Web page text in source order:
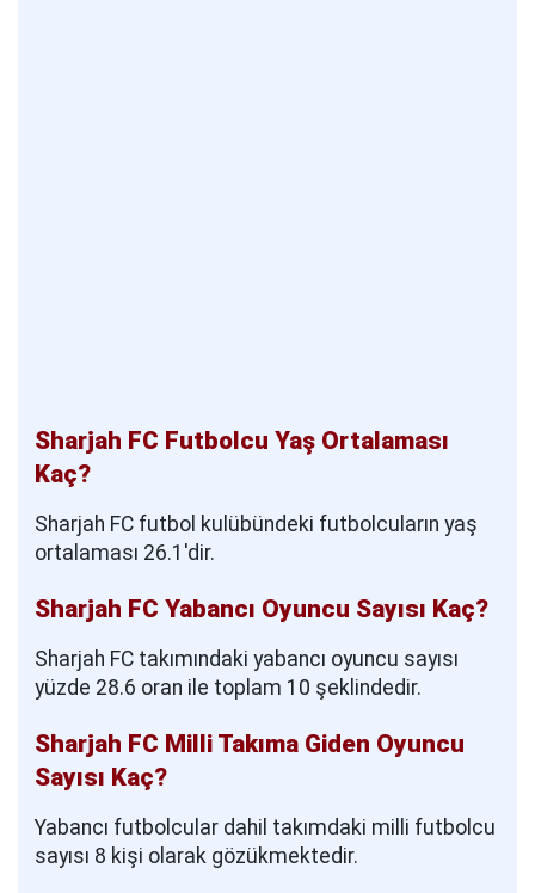
Sharjah FC Futbolcu Yaş Ortalaması
Kaç?
Sharjah FC futbol kulübündeki futbolcuların yaş
ortalaması 26.1'dir.
Sharjah FC Yabancı Oyuncu Sayısı Kaç?
Sharjah FC takımındaki yabancı oyuncu sayısı
yüzde 28.6 oran ile toplam 10 şeklindedir.
Sharjah FC Milli Takıma Giden Oyuncu
Sayısı Kaç?
Yabancı futbolcular dahil takımdaki milli futbolcu
sayısı 8 kişi olarak gözükmektedir.